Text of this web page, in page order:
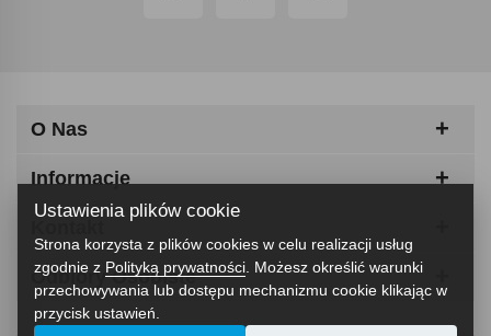
O Nas
Informacje
Odbiory Osobiste
Ustawienia plików cookie
Strona korzysta z plików cookies w celu realizacji usług
zgodnie z Polityką prywatności . Możesz określić warunki
przechowywania lub dostępu mechanizmu cookie klikając w
przycisk ustawień.